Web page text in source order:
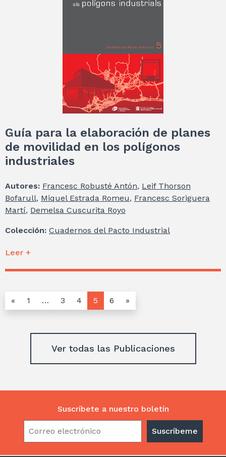
Guía para la elaboración de planes
de movilidad en los polígonos
industriales
Autores: Francesc Robusté Antón, Leif Thorson
Bofarull, Miquel Estrada Romeu, Francesc Soriguera
Martí, Demelsa Cuscurita Royo
Colección: Cuadernos del Pacto Industrial
Leer +
« 1 … 3 4 5 6 »
Ver todas las Publicaciones
Suscríbete a nuestro boletín